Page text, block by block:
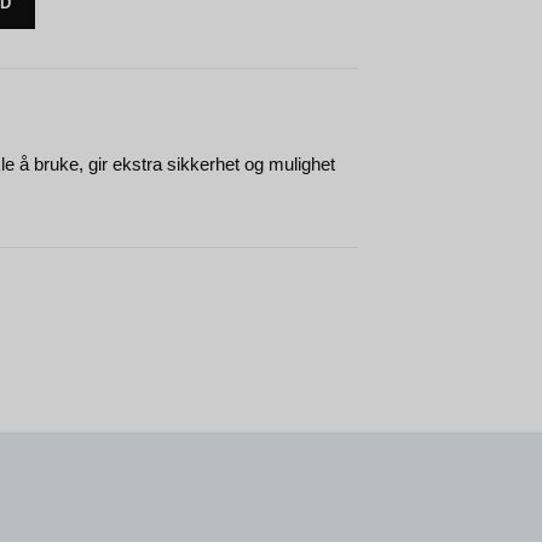
å bruke, gir ekstra sikkerhet og mulighet